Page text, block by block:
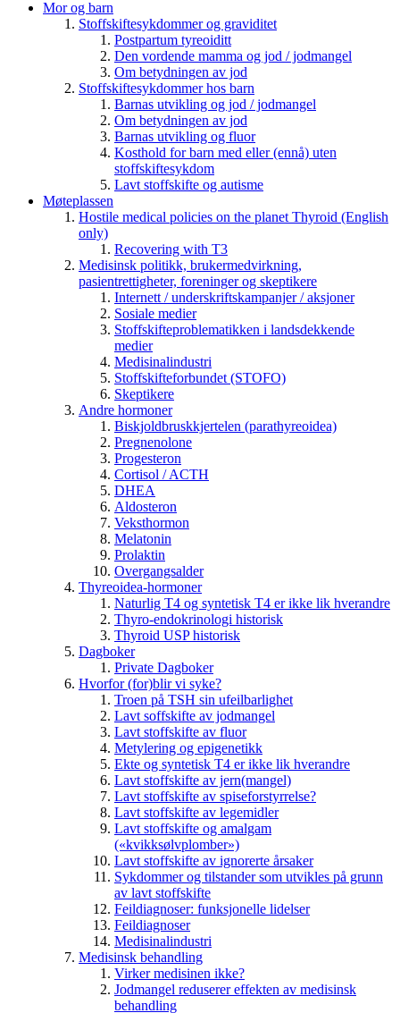
Mor og barn
Stoffskiftesykdommer og graviditet
Postpartum tyreoiditt
Den vordende mamma og jod / jodmangel
Om betydningen av jod
Stoffskiftesykdommer hos barn
Barnas utvikling og jod / jodmangel
Om betydningen av jod
Barnas utvikling og fluor
Kosthold for barn med eller (ennå) uten
stoffskiftesykdom
Lavt stoffskifte og autisme
Møteplassen
Hostile medical policies on the planet Thyroid (English
only)
Recovering with T3
Medisinsk politikk, brukermedvirkning,
pasientrettigheter, foreninger og skeptikere
Internett / underskriftskampanjer / aksjoner
Sosiale medier
Stoffskifteproblematikken i landsdekkende
medier
Medisinalindustri
Stoffskifteforbundet (STOFO)
Skeptikere
Andre hormoner
Biskjoldbruskkjertelen (parathyreoidea)
Pregnenolone
Progesteron
Cortisol / ACTH
DHEA
Aldosteron
Veksthormon
Melatonin
Prolaktin
Overgangsalder
Thyreoidea-hormoner
Naturlig T4 og syntetisk T4 er ikke lik hverandre
Thyro-endokrinologi historisk
Thyroid USP historisk
Dagboker
Private Dagboker
Hvorfor (for)blir vi syke?
Troen på TSH sin ufeilbarlighet
Lavt soffskifte av jodmangel
Lavt stoffskifte av fluor
Metylering og epigenetikk
Ekte og syntetisk T4 er ikke lik hverandre
Lavt stoffskifte av jern(mangel)
Lavt stoffskifte av spiseforstyrrelse?
Lavt stoffskifte av legemidler
Lavt stoffskifte og amalgam
(«kvikksølvplomber»)
Lavt stoffskifte av ignorerte årsaker
Sykdommer og tilstander som utvikles på grunn
av lavt stoffskifte
Feildiagnoser: funksjonelle lidelser
Feildiagnoser
Medisinalindustri
Medisinsk behandling
Virker medisinen ikke?
Jodmangel reduserer effekten av medisinsk
behandling